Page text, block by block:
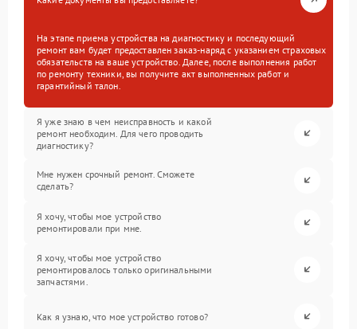
На этапе приема устройства на диагностику и последующий
ремонт вам будет предоставлен заказ-наряд с указанием страховых
обязательств на ваше устройство. Далее, после выполнения работ
по ремонту техники, вы получите акт выполненных работ и
гарантийный талон.
Я уже знаю в чем неисправность и какой
ремонт необходим. Для чего проводить
диагностику?
Мне нужен срочный ремонт. Сможете
сделать?
Я хочу, чтобы мое устройство
ремонтировали при мне.
Я хочу, чтобы мое устройство
ремонтировалось только оригинальными
запчастями.
Как я узнаю, что мое устройство готово?